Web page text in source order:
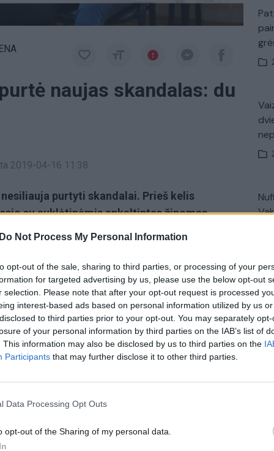
Do Not Process My Personal Information
opt-out of the sale, sharing to third parties, or processing of your
for targeted advertising by us, please use the below opt-out
selection. Please note that after your opt-out request is processed
interest-based ads based on personal information utilized by us
to third parties prior to your opt-out. You may separately
of your personal information by third parties on the IAB’s list of
This information may also be disclosed by us to third parties on the
Participants that may further disclose it to other third parties.
Data Processing Opt Outs
opt-out of the Sharing of my personal data.
naujas skandalas: du
2019-04-16 11:38
purtyti skandalai. Prieš kelis
su auklėtinėmis apkaltintas žinomas
teisme. Panevėžyje aukšto meistriškumo
ir jo kolegei Vitalijai Breivienei pateikti
klastojimu.
Teismas dokumentų klastojimas
K. Prunskienės brolis prisiminė jaudinančią
akimirką prieš mirtį: „Tai buvo simbolinis